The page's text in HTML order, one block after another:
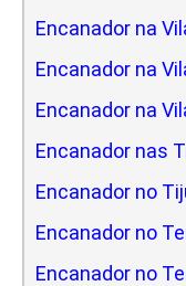
Encanador na
Encanador na
Encanador na
Encanador nas
Encanador no
Encanador no
Encanador no